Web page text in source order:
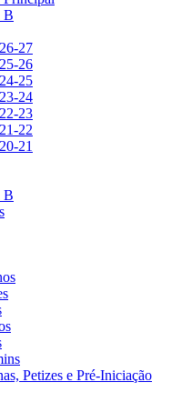
B
27
26
25
24
23
22
21
B
Petizes e Pré-Iniciação